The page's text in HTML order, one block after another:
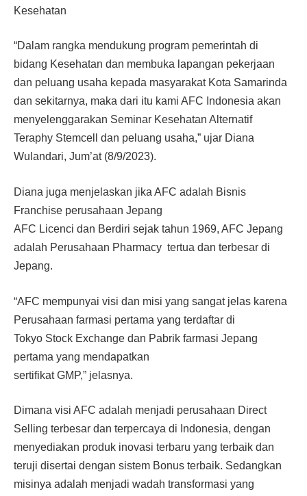
Kesehatan
“Dalam rangka mendukung program pemerintah di
bidang Kesehatan dan membuka lapangan pekerjaan
dan peluang usaha kepada masyarakat Kota Samarinda
dan sekitarnya, maka dari itu kami AFC Indonesia akan
menyelenggarakan Seminar Kesehatan Alternatif
Teraphy Stemcell dan peluang usaha,” ujar Diana
Wulandari, Jum’at (8/9/2023).
Diana juga menjelaskan jika AFC adalah Bisnis
Franchise perusahaan Jepang
AFC Licenci dan Berdiri sejak tahun 1969, AFC Jepang
adalah Perusahaan Pharmacy tertua dan terbesar di
Jepang.
“AFC mempunyai visi dan misi yang sangat jelas karena
Perusahaan farmasi pertama yang terdaftar di
Tokyo Stock Exchange dan Pabrik farmasi Jepang
pertama yang mendapatkan
sertifikat GMP,” jelasnya.
Dimana visi AFC adalah menjadi perusahaan Direct
Selling terbesar dan terpercaya di Indonesia, dengan
menyediakan produk inovasi terbaru yang terbaik dan
teruji disertai dengan sistem Bonus terbaik. Sedangkan
misinya adalah menjadi wadah transformasi yang